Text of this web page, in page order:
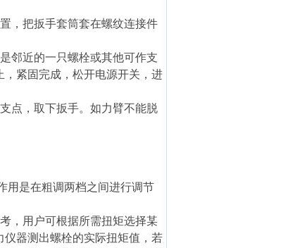
，把扳手套筒套在螺纹连接件
邻近的一只螺栓或其他可作支
紧固完成，松开电源开关，进
点，取下扳手。如力臂不能脱
用是在粗调两档之间进行调节
，用户可根据所需扭矩选择某
器测出螺栓的实际扭矩值，若